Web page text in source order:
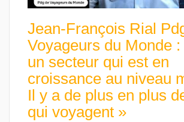
Jean-François Rial
Voyageurs du Monde :
un secteur qui est en
croissance au niveau
Il y a de plus en plus
qui voyagent »